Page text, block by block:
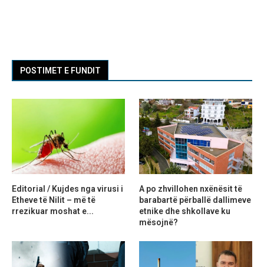
POSTIMET E FUNDIT
Editorial / Kujdes nga virusi i
Etheve të Nilit – më të
rrezikuar moshat e...
A po zhvillohen nxënësit të
barabartë përballë dallimeve
etnike dhe shkollave ku
mësojnë?